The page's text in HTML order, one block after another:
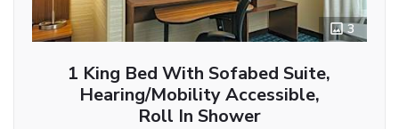
3
1 King Bed With Sofabed Suite,
Hearing/Mobility Accessible,
Roll In Shower